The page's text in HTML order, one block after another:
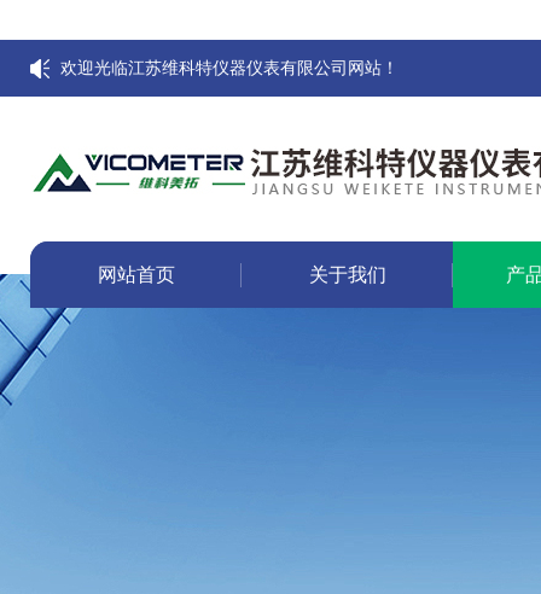
欢迎光临江苏维科特仪器仪表有限公司网站！
网站首页 关于我们 产